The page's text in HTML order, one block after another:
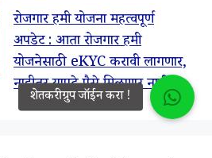
रोजगार हमी योजना महत्वपूर्ण
अपडेट : आता रोजगार हमी
योजनेसाठी eKYC करावी लागणार,
नाहीतर यापुढे पैसे मिळणार नाहीत